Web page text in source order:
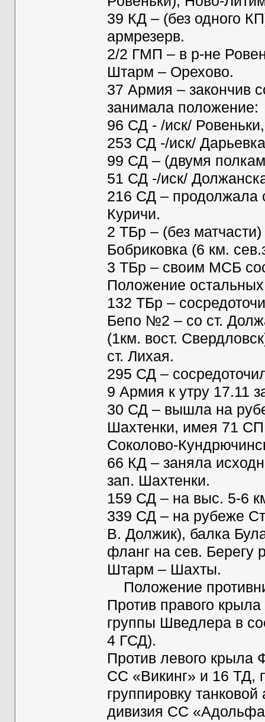
39 КД – (без одного
армрезерв.
2/2 ГМП – в р-не
Штарм – Орехово.
37 Армия – закончив
занимала положение:
96 СД - /иск/
253 СД -/иск/
99 СД – (двумя
51 СД -/иск/
216 СД – продолжала
Куричи.
2 ТБр – (без
Бобриковка (6 км.
3 ТБр – своим МСБ
Положение
132 ТБр –
Бепо №2 – со ст.
(1км. вост.
ст. Лихая.
295 СД –
9 Армия к утру 17.11
30 СД – вышла на
Шахтенки, имея 71
Соколово-
66 КД – заняла
зап. Шахтенки.
159 СД – на выс. 5-6
339 СД – на рубеже
В. Должик), балка
фланг на сев. Берегу
Штарм – Шахты.
Положение
Против правого
группы Шведлера в
4 ГСД).
Против левого крыла
СС «Викинг» и 16 ТД,
группировку
дивизия СС «Адольфа